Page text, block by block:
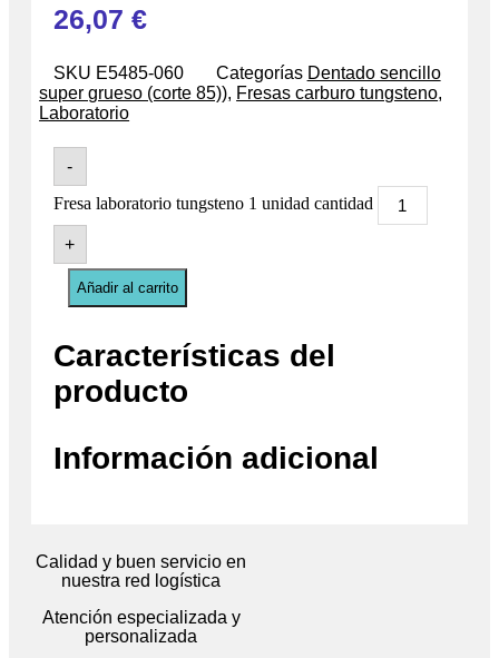
26,07 €
SKU E5485-060 Categorías Dentado sencillo
super grueso (corte 85)), Fresas carburo tungsteno,
Laboratorio
-
Fresa laboratorio tungsteno 1 unidad cantidad
+
Añadir al carrito
Características del
producto
Información adicional
Calidad y buen servicio en
nuestra red logística
Atención especializada y
personalizada